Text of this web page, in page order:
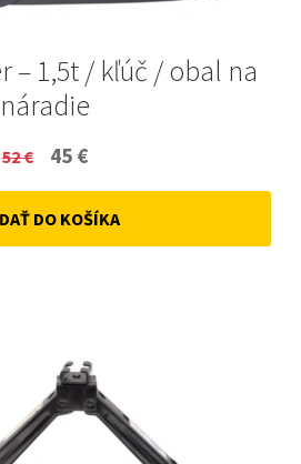
– 1,5t / kľúč / obal na
náradie
52€
Original
price
was:
45 €
price
is:
DO KOŠÍKA